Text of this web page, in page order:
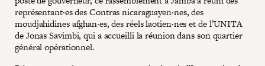
représentant·es des Contras nicaraguayen·nes, des
moudjahidines afghan·es, des réels laotien·nes et de l’UNITA
de Jonas Savimbi, qui a accueilli la réunion dans son quartier
général opérationnel.